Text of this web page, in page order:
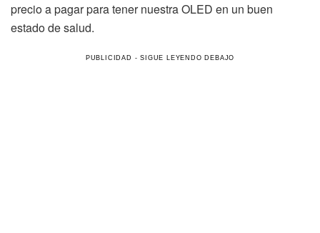
precio a pagar para tener nuestra OLED en un buen
estado de salud.